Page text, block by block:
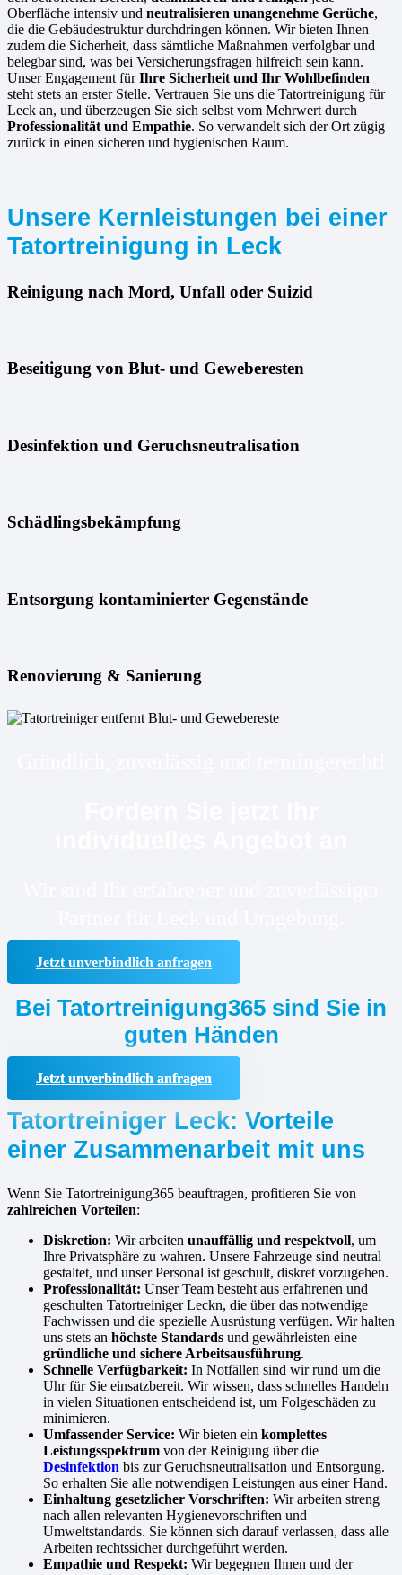
Oberfläche intensiv und neutralisieren unangenehme Gerüche,
die die Gebäudestruktur durchdringen können. Wir bieten Ihnen
zudem die Sicherheit, dass sämtliche Maßnahmen verfolgbar und
belegbar sind, was bei Versicherungsfragen hilfreich sein kann.
Unser Engagement fürIhre Sicherheit und Ihr Wohlbefinden
steht stets an erster Stelle. Vertrauen Sie uns die Tatortreinigung für
Leck an, und überzeugen Sie sich selbst vom Mehrwert durch
Professionalität und Empathie. So verwandelt sich der Ort zügig
zurück in einen sicheren und hygienischen Raum.
Unsere Kernleistungen bei einer
Tatortreinigung in Leck
Reinigung nach Mord, Unfall oder Suizid
Beseitigung von Blut- und Geweberesten
Desinfektion und Geruchsneutralisation
Schädlingsbekämpfung
Entsorgung kontaminierter Gegenstände
Renovierung & Sanierung
Jetzt unverbindlich anfragen
Bei Tatortreinigung365 sind Sie in
guten Händen
Jetzt unverbindlich anfragen
Tatortreiniger Leck: Vorteile
einer Zusammenarbeit mit uns
Wenn Sie Tatortreinigung365 beauftragen, profitieren Sie von
zahlreichen Vorteilen:
Diskretion: Wir arbeiten unauffällig und respektvoll, um
Ihre Privatsphäre zu wahren. Unsere Fahrzeuge sind neutral
gestaltet, und unser Personal ist geschult, diskret vorzugehen.
Professionalität: Unser Team besteht aus erfahrenen und
geschulten Tatortreiniger Leckn, die über das notwendige
Fachwissen und die spezielle Ausrüstung verfügen. Wir halten
uns stets an höchste Standards und gewährleisten eine
gründliche und sichere Arbeitsausführung.
Schnelle Verfügbarkeit: In Notfällen sind wir rund um die
Uhr für Sie einsatzbereit. Wir wissen, dass schnelles Handeln
in vielen Situationen entscheidend ist, um Folgeschäden zu
minimieren.
Umfassender Service: Wir bieten ein komplettes
Leistungsspektrum von der Reinigung über die
Desinfektion bis zur Geruchsneutralisation und Entsorgung.
So erhalten Sie alle notwendigen Leistungen aus einer Hand.
Einhaltung gesetzlicher Vorschriften: Wir arbeiten streng
nach allen relevanten Hygienevorschriften und
Umweltstandards. Sie können sich darauf verlassen, dass alle
Arbeiten rechtssicher durchgeführt werden.
Empathie und Respekt: Wir begegnen Ihnen und der